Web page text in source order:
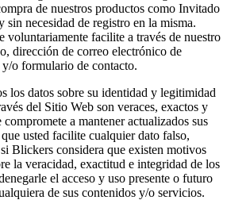
de nuestros productos como Invitado
sin necesidad de registro en la misma.
voluntariamente facilite a través de nuestro
dirección de correo electrónico de
o formulario de contacto.
los datos sobre su identidad y legitimidad
del Sitio Web son veraces, exactos y
a mantener actualizados sus
usted facilite cualquier dato falso,
Blickers considera que existen motivos
la veracidad, exactitud e integridad de los
el acceso y uso presente o futuro
de sus contenidos y/o servicios.